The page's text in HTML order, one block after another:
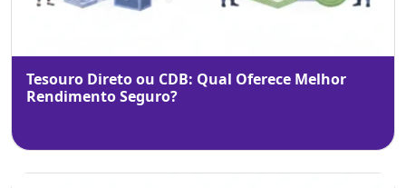
Tesouro Direto ou CDB: Qual Oferece Melhor
Rendimento Seguro?